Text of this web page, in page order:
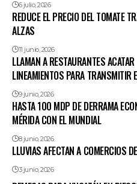
6 julio, 2026
REDUCE EL PRECIO DEL TOMATE
ALZAS
11 junio, 2026
LLAMAN A RESTAURANTES ACATAR
LINEAMIENTOS PARA TRANSMITIR
9 junio, 2026
HASTA 100 MDP DE DERRAMA
MÉRIDA CON EL MUNDIAL
8 junio, 2026
LLUVIAS AFECTAN A COMERCIOS
3 junio, 2026